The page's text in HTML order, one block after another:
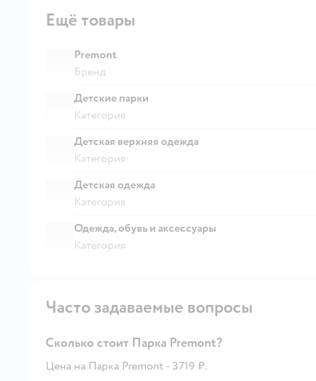
Ещё товары
Premont
Бренд
Детские парки
Категория
Детская верхняя одежда
Категория
Детская одежда
Категория
Одежда, обувь и аксессуары
Категория
Часто задаваемые вопросы
Сколько стоит Парка Premont?
Цена на Парка Premont - 3719 ₽.